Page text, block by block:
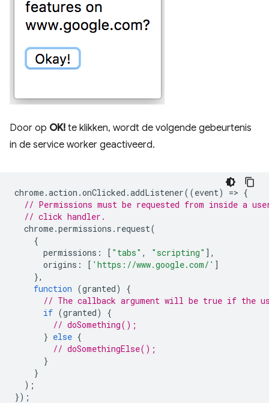
Door op OK! te klikken, wordt de volgende gebeurtenis
in de service worker geactiveerd.
chrome.action .onClicked .addListener((event) => {
// Permissions must be requested from inside a
// click handler.
chrome.permissions . request(
{
permissions : [ "tabs" , "scripting" ],
origins : [ 'https://www.google.com/' ]
},
function (granted)
{
// The callback argument will be true if the
if (granted)
{
// doSomething();
} else {
// doSomethingElse();
}
}
);
});